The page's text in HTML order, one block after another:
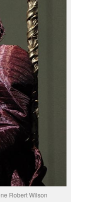
Robert Wilson